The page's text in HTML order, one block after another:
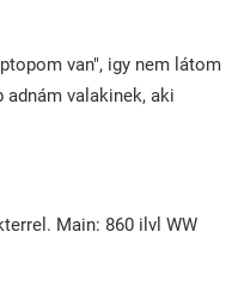
van", igy nem látom
valakinek, aki
Main: 860 ilvl WW